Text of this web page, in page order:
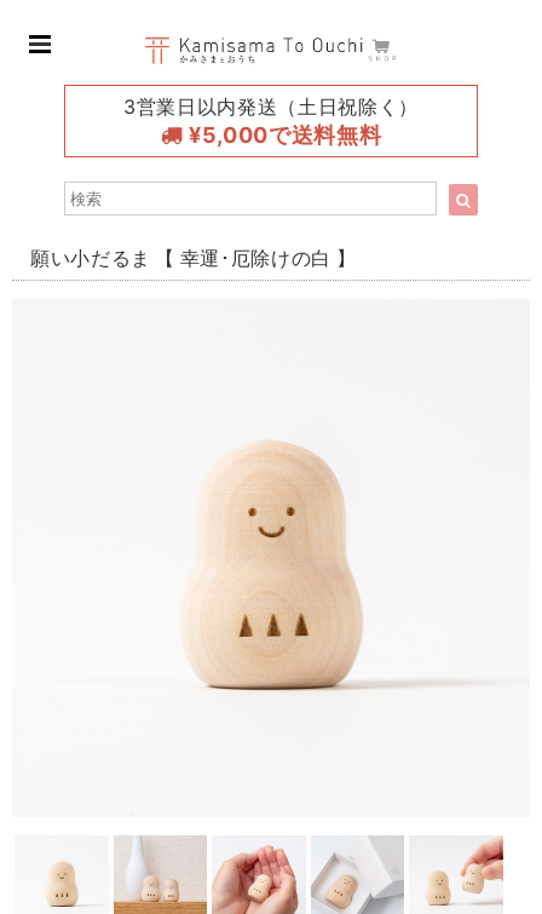
3営業日以内発送（土日祝除く）
¥5,000で送料無料
願い小だるま 【 幸運･厄除けの白 】